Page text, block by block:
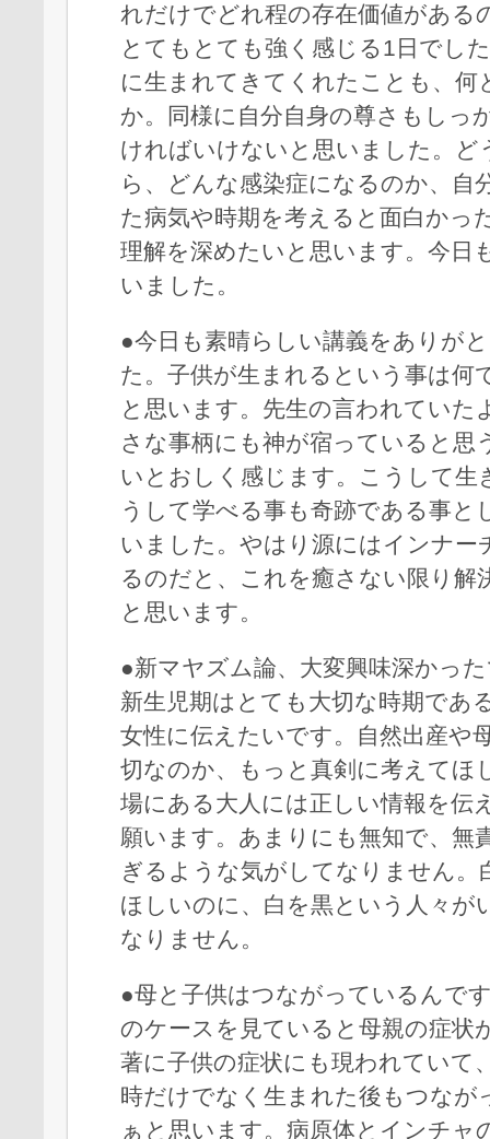
れだけでどれ程の存在価値がある
とてもとても強く感じる1日でし
に生まれてきてくれたことも、何
か。同様に自分自身の尊さもしっ
ければいけないと思いました。ど
ら、どんな感染症になるのか、自
た病気や時期を考えると面白か
理解を深めたいと思います。今日
いました。
●今日も素晴らしい講義をありが
た。子供が生まれるという事は何
と思います。先生の言われていた
さな事柄にも神が宿っていると思
いとおしく感じます。こうして生
うして学べる事も奇跡である事と
いました。やはり源にはインナー
るのだと、これを癒さない限り解
と思います。
●新マヤズム論、大変興味深かっ
新生児期はとても大切な時期であ
女性に伝えたいです。自然出産や
切なのか、もっと真剣に考えてほ
場にある大人には正しい情報を伝
願います。あまりにも無知で、無
ぎるような気がしてなりません。
ほしいのに、白を黒という人々が
なりません。
●母と子供はつながっているんで
のケースを見ていると母親の症状
著に子供の症状にも現われていて
時だけでなく生まれた後もつなが
ぁと思います。病原体とインチャ